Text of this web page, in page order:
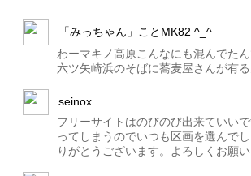
「みっちゃん」ことMK82 ^_^
わーマキノ高原こんなにも混んでた
六ツ矢崎浜のそばに蕎麦屋さんが有
seinox
フリーサイトはのびのび出来ていい
ってしまうのでいつも区画を選んで
りがとうございます。よろしくお願